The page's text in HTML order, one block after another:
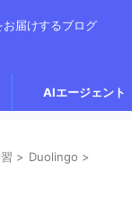
届けするブログ
AIエージェント
> Duolingo >